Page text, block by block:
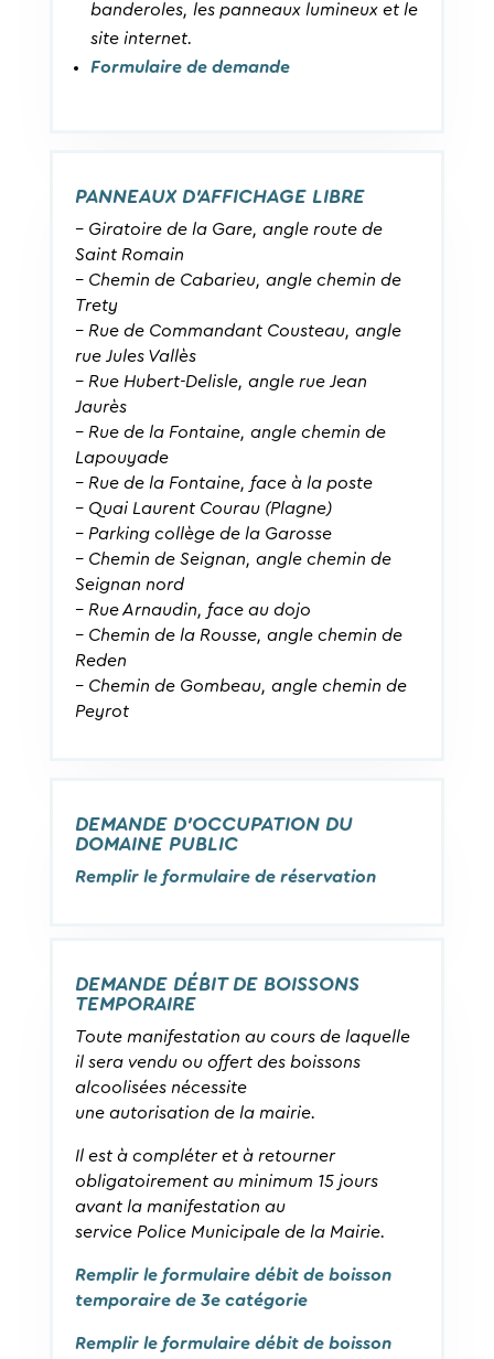
banderoles, les panneaux lumineux et le
site internet.
Formulaire de demande
PANNEAUX D’AFFICHAGE LIBRE
– Giratoire de la Gare, angle route de
Saint Romain
– Chemin de Cabarieu, angle chemin de
Trety
– Rue de Commandant Cousteau, angle
rue Jules Vallès
– Rue Hubert-Delisle, angle rue Jean
Jaurès
– Rue de la Fontaine, angle chemin de
Lapouyade
– Rue de la Fontaine, face à la poste
– Quai Laurent Courau (Plagne)
– Parking collège de la Garosse
– Chemin de Seignan, angle chemin de
Seignan nord
– Rue Arnaudin, face au dojo
– Chemin de la Rousse, angle chemin de
Reden
– Chemin de Gombeau, angle chemin de
Peyrot
DEMANDE D’OCCUPATION DU
DOMAINE PUBLIC
Remplir le formulaire de réservation
DEMANDE DÉBIT DE BOISSONS
TEMPORAIRE
Toute manifestation au cours de laquelle
il sera vendu ou offert des boissons
alcoolisées nécessite
une autorisation de la mairie.
Il est à compléter et à retourner
obligatoirement au minimum 15 jours
avant la manifestation au
service Police Municipale de la Mairie.
Remplir le formulaire débit de boisson
temporaire de 3e catégorie
Remplir le formulaire débit de boisson